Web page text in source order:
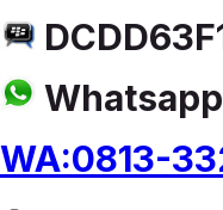
WA:0813-